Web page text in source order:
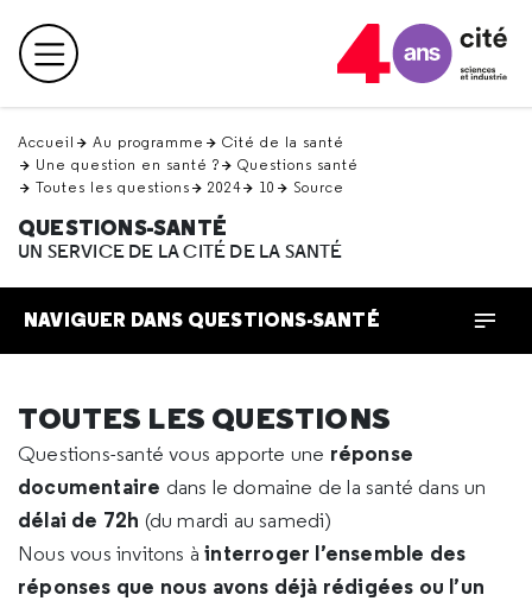
en
haut Menu principal
Accueil Au programme
Cité de la santé
Une question en santé ?
Questions santé
Toutes les questions
2024 10 Source
QUESTIONS-SANTÉ
UN SERVICE DE LA CITÉ DE LA SANTÉ
NAVIGUER DANS QUESTIONS-SANTÉ
TOUTES LES QUESTIONS
Questions-santé vous apporte une réponse
documentaire dans le domaine de la santé dans un
délai de 72h (du mardi au samedi)
Nous vous invitons àinterroger l’ensemble des
réponses que nous avons déjà rédigées ou l’un